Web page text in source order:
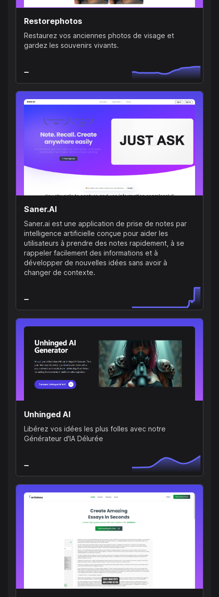
Restorephotos
Restaurez vos anciennes photos de visage et
gardez les souvenirs vivants.
Saner.AI
Saner.ai est une application de prise de notes par
intelligence artificielle conçue pour aider les
utilisateurs à prendre des notes rapidement, à se
rappeler facilement des informations et à
développer de nouvelles idées sans avoir à
changer de contexte.
Unhinged AI
Libérez vos idées les plus folles avec notre
Générateur d'IA Délurée